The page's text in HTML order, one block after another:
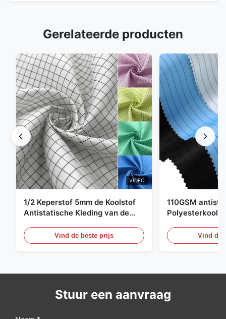
Gerelateerde producten
VIDEO
1/2 Keperstof 5mm de Koolstof
Antistatische Kleding van de
Vind de beste prijs
110GSM
Vind de
Stuur een aanvraag